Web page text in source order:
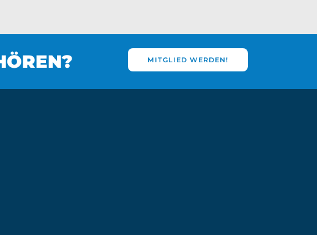
MITGLIED WERDEN!